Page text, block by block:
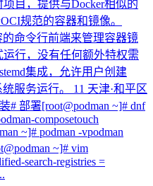
目，提供与Docker相似的
规范的容器和镜像。
的命令行前端来管理容器镜
行，没有任何额外特权需
集成，允许用户创建
服务运行。 11 天津·和平区
# 部署[root@podman ~]# dnf
composetouch
~]# podman -vpodman
~]# vim
search-registries =